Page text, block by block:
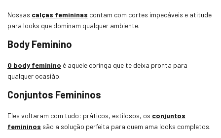
Nossas calças femininas contam com cortes impecáveis e atitude
para looks que dominam qualquer ambiente.
Body Feminino
O body feminino é aquele coringa que te deixa pronta para
qualquer ocasião.
Conjuntos Femininos
Eles voltaram com tudo: práticos, estilosos, os conjuntos
femininos são a solução perfeita para quem ama looks completos.